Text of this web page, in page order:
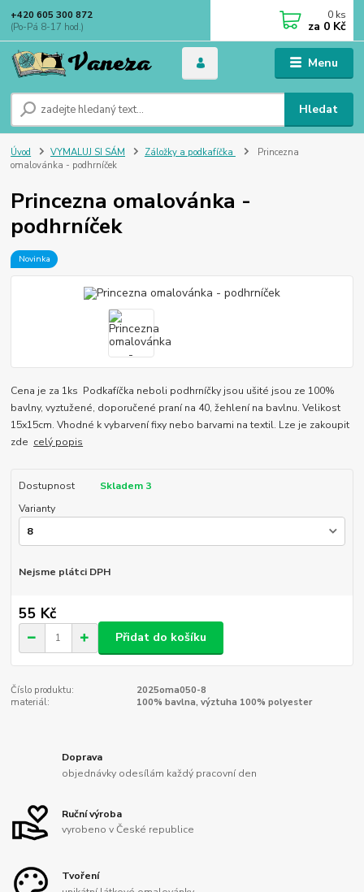
Menu
Hledat
+420 605 300 872
(Po-Pá 8-17 hod.)
0 ks
za 0 Kč
Úvod VYMALUJ SI SÁM Záložky a podkafíčka
Princezna
omalovánka - podhrníček
Princezna omalovánka -
podhrníček
Novinka
Cena je za 1ks Podkafíčka neboli podhrníčky jsou ušité jsou ze 100%
bavlny, vyztužené, doporučené praní na 40, žehlení na bavlnu. Velikost
15x15cm. Vhodné k vybarvení fixy nebo barvami na textil. Lze je zakoupit
zde celý popis
Dostupnost
Skladem 3
Varianty
Nejsme plátci DPH
55 Kč
Přidat do košíku
Číslo produktu:
2025oma050-8
materiál:
100% bavlna, výztuha 100% polyester
Doprava
objednávky odesílám každý pracovní den
Ruční výroba
vyrobeno v České republice
Tvoření